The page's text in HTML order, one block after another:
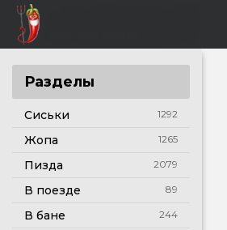
Разделы
Сиськи 1292
Жопа 1265
Пизда 2079
В поезде 89
В бане 244